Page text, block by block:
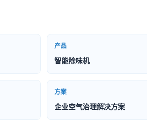
产品
智能除味机
方案
企业空气治理解决方案